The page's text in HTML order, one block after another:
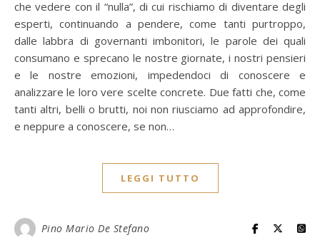
che vedere con il “nulla”, di cui rischiamo di diventare degli
esperti, continuando a pendere, come tanti purtroppo,
dalle labbra di governanti imbonitori, le parole dei quali
consumano e sprecano le nostre giornate, i nostri pensieri
e le nostre emozioni, impedendoci di conoscere e
analizzare le loro vere scelte concrete. Due fatti che, come
tanti altri, belli o brutti, noi non riusciamo ad approfondire,
e neppure a conoscere, se non…
LEGGI TUTTO
Pino Mario De Stefano